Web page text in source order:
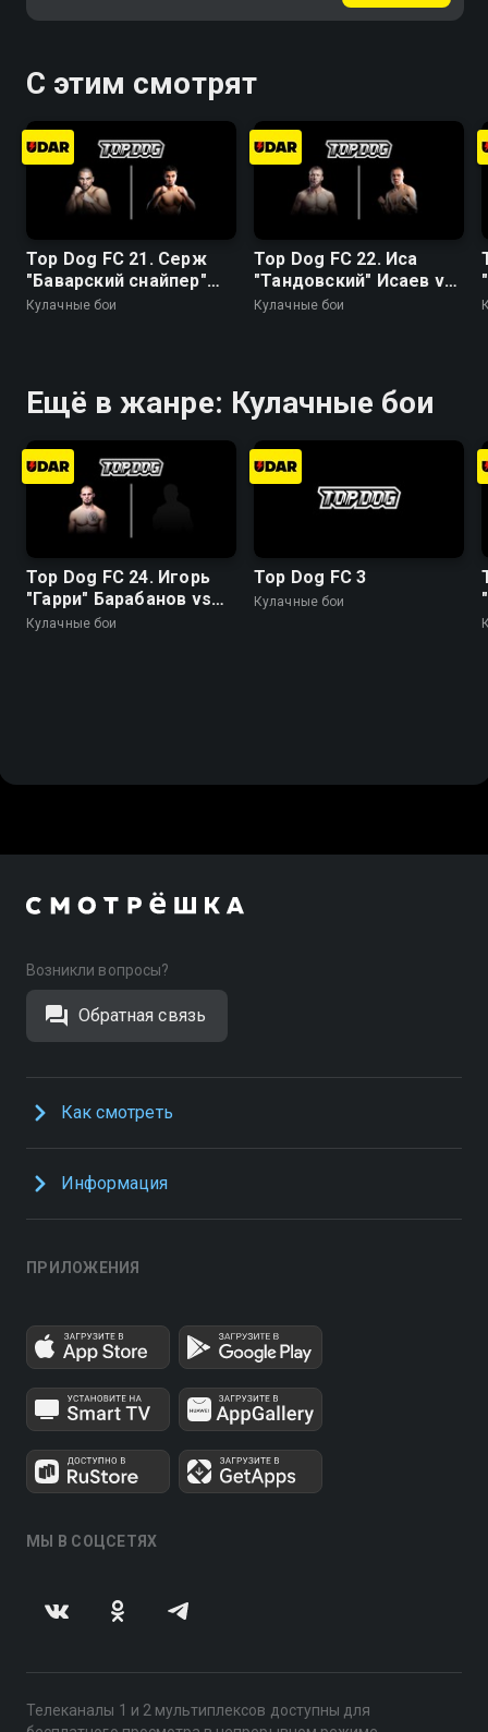
С этим смотрят
Top Dog FC 21. Серж
"Баварский снайпер"
Михель vs Наим
Кулачные бои
Top Dog FC 22. Иса
"Тандовский" Исаев vs
Николай "Чибис"
Кулачные бои
Ещё в жанре: Кулачные бои
Top Dog FC 24. Игорь
"Гарри" Барабанов vs
Игорь "Имеля" Ионов
Кулачные бои
Top Dog FC 3
Кулачные бои
Возникли вопросы?
Обратная связь
Как смотреть
Информация
ПРИЛОЖЕНИЯ
МЫ В СОЦСЕТЯХ
Телеканалы 1 и 2 мультиплексов доступны для